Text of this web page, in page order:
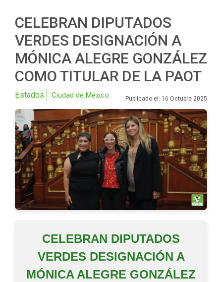
CELEBRAN DIPUTADOS
VERDES DESIGNACIÓN A
MÓNICA ALEGRE GONZÁLEZ
COMO TITULAR DE LA PAOT
Estados Ciudad de México Publicado el: 16 Octubre 2025
CELEBRAN DIPUTADOS
VERDES DESIGNACIÓN A
MÓNICA ALEGRE GONZÁLEZ